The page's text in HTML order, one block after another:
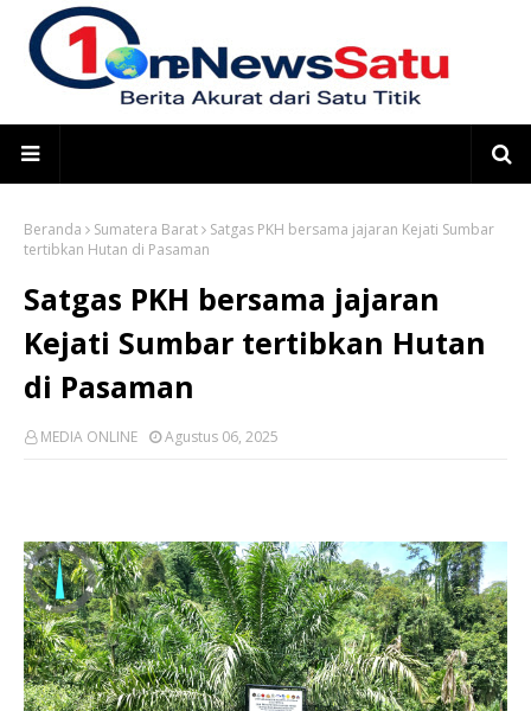
Beranda Sumatera Barat
Satgas PKH bersama jajaran Kejati Sumbar
tertibkan Hutan di Pasaman
Satgas PKH bersama jajaran
Kejati Sumbar tertibkan Hutan
di Pasaman
MEDIA ONLINE Agustus 06, 2025